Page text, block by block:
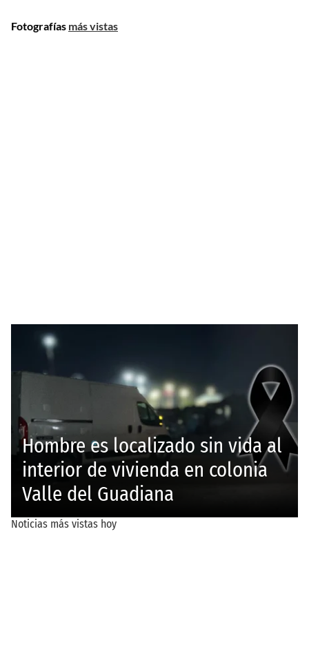
Fotografías más vistas